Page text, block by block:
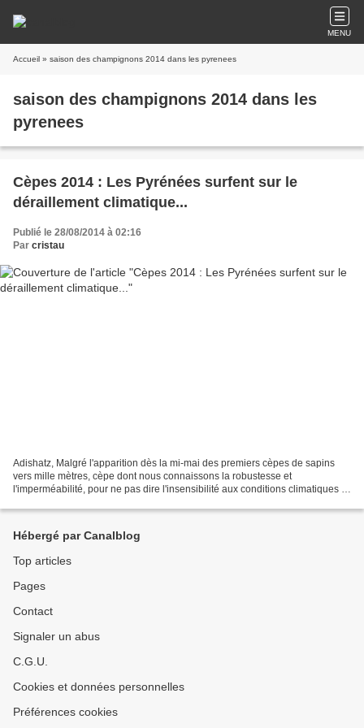
MENU
Accueil » saison des champignons 2014 dans les pyrenees
saison des champignons 2014 dans les
pyrenees
Cèpes 2014 : Les Pyrénées surfent sur le
déraillement climatique...
Publié le 28/08/2014 à 02:16
Par cristau
Adishatz, Malgré l'apparition dès la mi-mai des premiers cèpes de sapins
vers mille mètres, cèpe dont nous connaissons la robustesse et
l'imperméabilité, pour ne pas dire l'insensibilité aux conditions climatiques et
Hébergé par Canalblog
Top articles
Pages
Contact
Signaler un abus
C.G.U.
Cookies et données personnelles
Préférences cookies